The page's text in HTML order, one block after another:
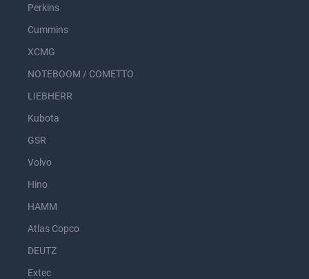
Perkins
Cummins
XCMG
NOTEBOOM / COMETTO
LIEBHERR
Kubota
GSR
Volvo
Hino
HAMM
Atlas Copco
DEUTZ
Extec